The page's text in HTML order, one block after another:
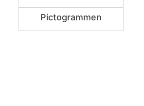
Pictogrammen